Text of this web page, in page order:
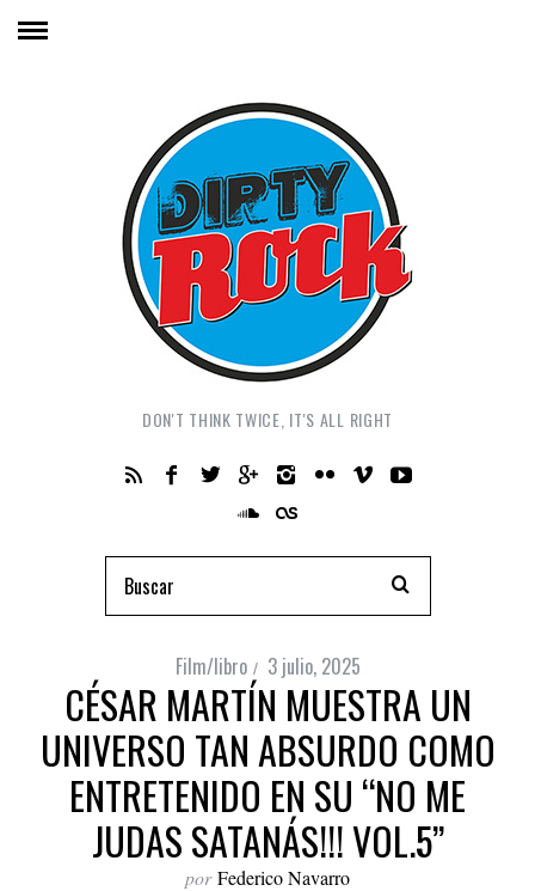
DON'T THINK TWICE, IT'S ALL RIGHT
Film/libro 3 julio, 2025
CÉSAR MARTÍN MUESTRA UN
UNIVERSO TAN ABSURDO COMO
ENTRETENIDO EN SU “NO ME
JUDAS SATANÁS!!! VOL.5”
por Federico Navarro